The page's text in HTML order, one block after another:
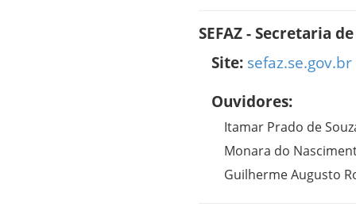
SEFAZ - Secretaria
Site: sefaz.se.gov.br
Ouvidores:
Itamar Prado de
Monara do
Guilherme Augusto